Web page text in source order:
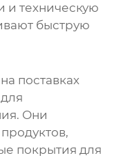
и техническую
быструю
поставках
Они
покрытия для